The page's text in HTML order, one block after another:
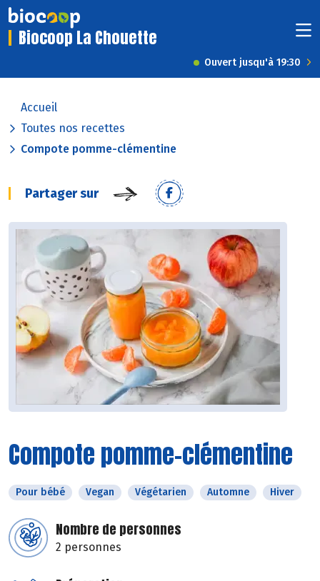
Biocoop La Chouette
Ouvert jusqu'à 19:30
Accueil
Toutes nos recettes
Compote pomme-clémentine
Partager sur
Compote pomme-clémentine
Pour bébé Vegan Végétarien Automne Hiver
Nombre de personnes
2 personnes